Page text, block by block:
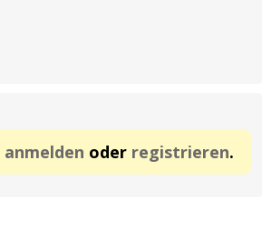
anmelden oder registrieren.